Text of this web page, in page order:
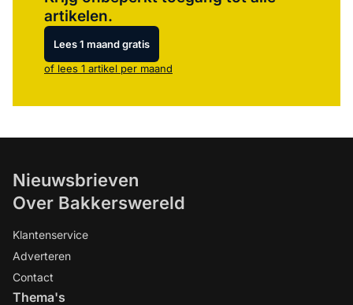
artikelen.
Lees 1 maand gratis
of lees 1 artikel per maand
Nieuwsbrieven
Over Bakkerswereld
Klantenservice
Adverteren
Contact
Thema's